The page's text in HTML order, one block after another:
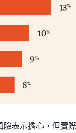
險表示擔心，但實